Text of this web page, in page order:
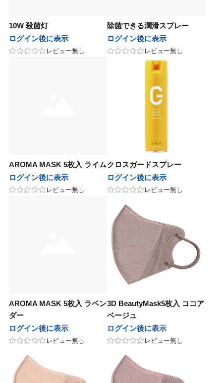
10W 殺菌灯
ログイン後に表示
レビュー無し
除菌できる潤滑スプレー
ログイン後に表示
レビュー無し
AROMA MASK 5枚入 ライム
ログイン後に表示
レビュー無し
クロスガードスプレー
ログイン後に表示
レビュー無し
AROMA MASK 5枚入 ラベン
ダー
ログイン後に表示
レビュー無し
3D BeautyMask5枚入 ココア
ベージュ
ログイン後に表示
レビュー無し